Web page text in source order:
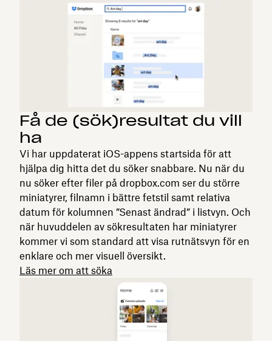
Få de (sök)resultat du vill
ha
Vi har uppdaterat iOS-appens startsida för att
hjälpa dig hitta det du söker snabbare. Nu när du
nu söker efter filer på dropbox.com ser du större
miniatyrer, filnamn i bättre fetstil samt relativa
datum för kolumnen ”Senast ändrad” i listvyn. Och
när huvuddelen av sökresultaten har miniatyrer
kommer vi som standard att visa rutnätsvyn för en
enklare och mer visuell översikt.
Läs mer om att söka